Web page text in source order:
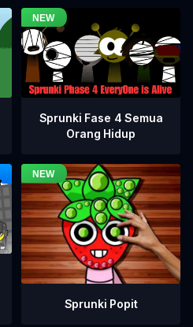
Sprunki Fase 4 Semua
Orang Hidup
Sprunki Popit